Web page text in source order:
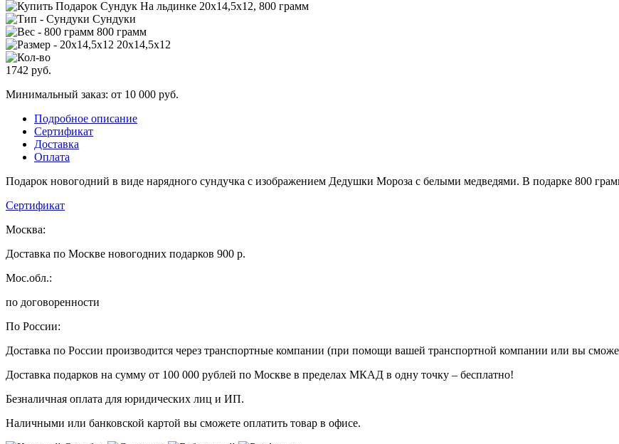
Сундуки
800 грамм
20х14,5х12
1742 руб.
Минимальный заказ: от 10 000 руб.
Подробное описание
Сертификат
Доставка
Оплата
Подарок новогодний в виде нарядного сундучка с изображением Дедушки Мороза с белыми медведями. В подарке 800
Сертификат
Москва:
Доставка по Москве новогодних подарков 900 р.
Мос.обл.:
по договоренности
По России:
Доставка по России производится через транспортные компании (при помощи вашей транспортной компании или вы
Доставка подарков на сумму от 100 000 рублей по Москве в пределах МКАД в одну точку – бесплатно!
Безналичная оплата для юридических лиц и ИП.
Наличными или банковской картой вы сможете оплатить товар в офисе.